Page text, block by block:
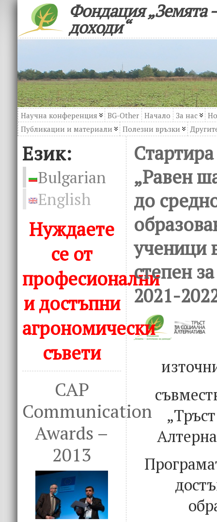
Фондация „Земята
доходи“
Научна конференция BG-Other Начало За нас
Публикации и материали
Полезни връзки
Език:
Bulgarian
English
Нуждаете
се от
професионални
и достъпни
агрономически
съвети
CAP
Communication
Awards –
2013
„Равен
до
ученици
степен
2021-